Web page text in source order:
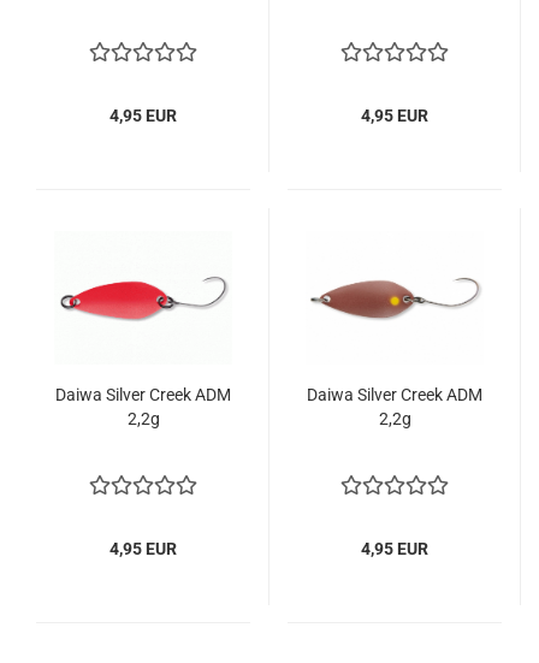
4,95 EUR 4,95 EUR
Daiwa Silver Creek ADM
2,2g
4,95 EUR
Daiwa Silver Creek ADM
2,2g
4,95 EUR